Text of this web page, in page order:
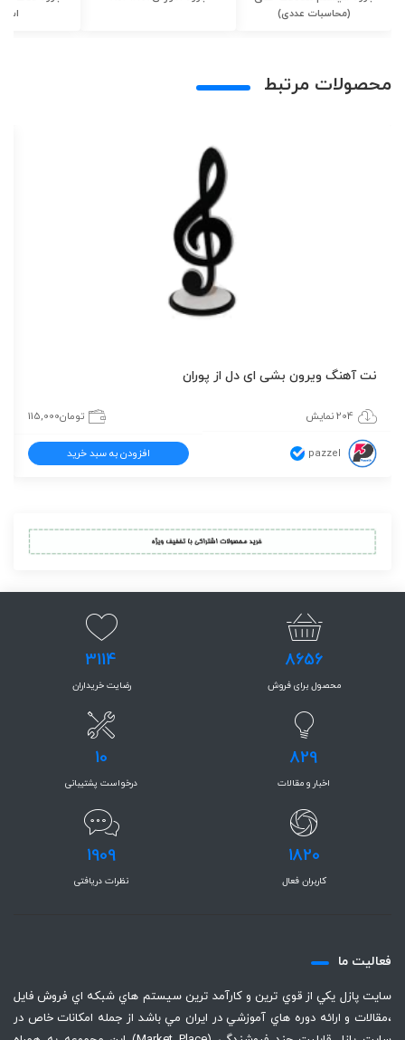
(محاسبات عددی)
محصولات مرتبط
نت آهنگ ویرون بشی ای دل از پوران
204 نمایش تومان115,000
pazzel افزودن به سبد خرید
8656
محصول برای فروش
3114
رضایت خریداران
829
اخبار و مقالات
10
درخواست پشتیبانی
1820
کاربران فعال
1909
نظرات دریافتی
فعاليت ما
سايت پازل يكي از قوي ترين و كارآمد ترين سيستم هاي شبكه اي فروش فايل
،‌مقالات و ارائه دوره هاي آموزشي در ايران مي باشد از جمله امكانات خاص در